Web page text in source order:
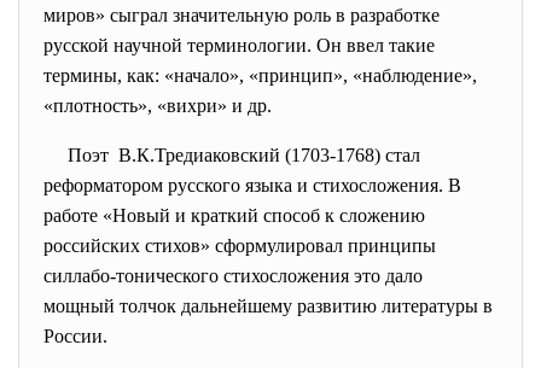
миров» сыграл значительную роль в разработке
русской научной терминологии. Он ввел такие
термины, как: «начало», «принцип», «наблюдение»,
«плотность», «вихри» и др.
Поэт В.К.Тредиаковский (1703-1768) стал
реформатором русского языка и стихосложения. В
работе «Новый и краткий способ к сложению
российских стихов» сформулировал принципы
силлабо-тонического стихосложения это дало
мощный толчок дальнейшему развитию литературы в
России.